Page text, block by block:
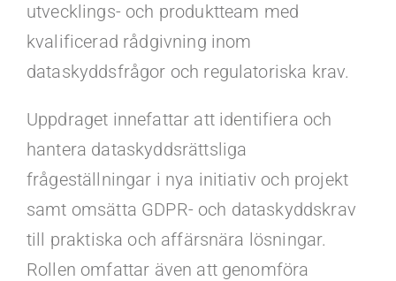
utvecklings- och produktteam med
kvalificerad rådgivning inom
dataskyddsfrågor och regulatoriska krav.
Uppdraget innefattar att identifiera och
hantera dataskyddsrättsliga
frågeställningar i nya initiativ och projekt
samt omsätta GDPR- och dataskyddskrav
till praktiska och affärsnära lösningar.
Rollen omfattar även att genomföra